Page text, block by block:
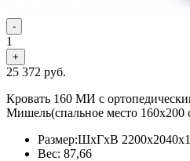
-
1
+
25 372 руб.
Кровать 160 МИ с
Мишель(спальное место 160х200
Размер:ШхГхВ
Вес: 87,66